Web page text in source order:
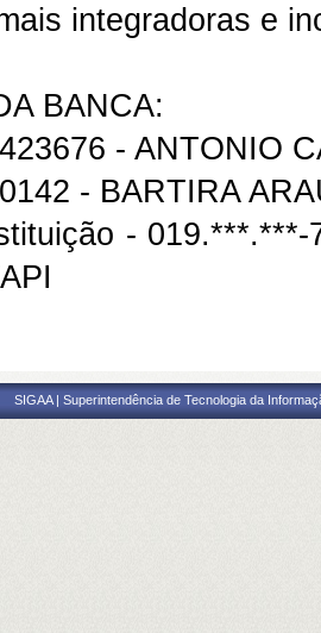
integradoras e
BANCA:
- ANTONIO
- BARTIRA
-
SIGAA | Superintendência de Tecnologia da